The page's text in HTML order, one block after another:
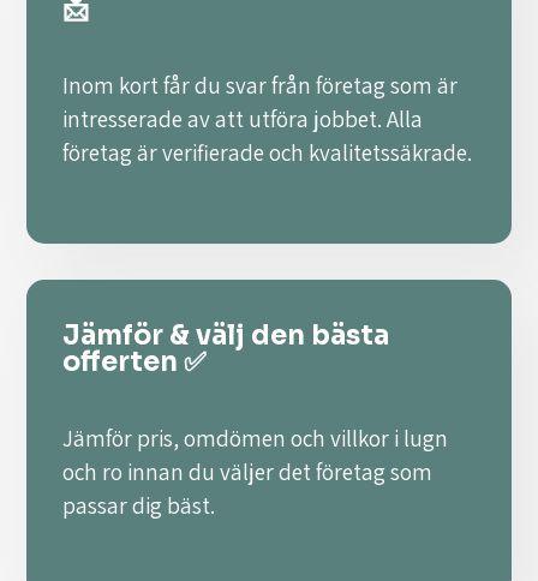
📩
Inom kort får du svar från företag som är
intresserade av att utföra jobbet. Alla
företag är verifierade och kvalitetssäkrade.
Jämför & välj den bästa
offerten ✅
Jämför pris, omdömen och villkor i lugn
och ro innan du väljer det företag som
passar dig bäst.